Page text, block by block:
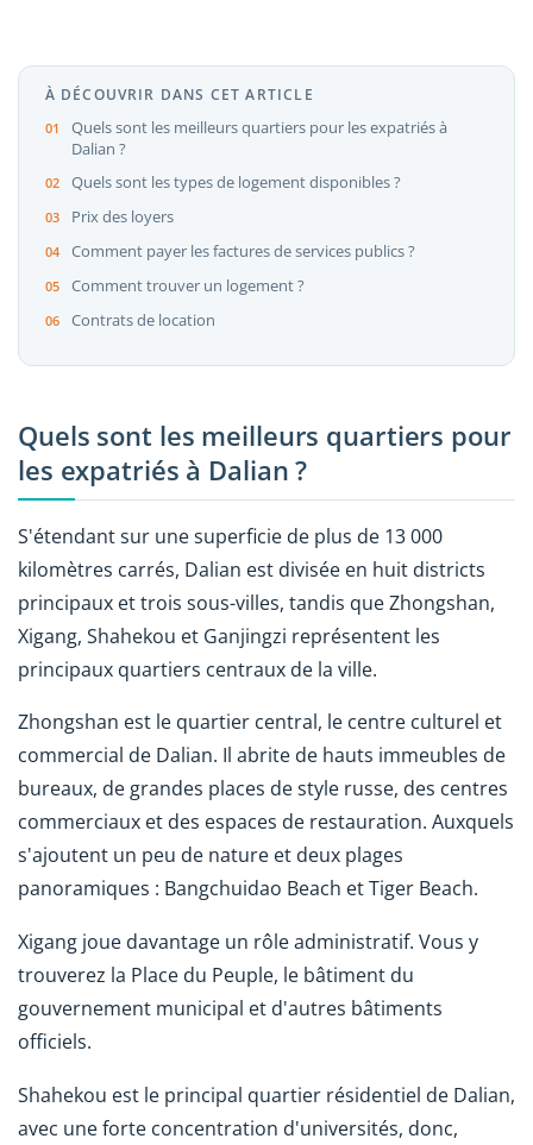
À DÉCOUVRIR DANS CET ARTICLE
Quels sont les meilleurs quartiers pour les expatriés à
Dalian ?
Quels sont les types de logement disponibles ?
Prix des loyers
Comment payer les factures de services publics ?
Comment trouver un logement ?
Contrats de location
Quels sont les meilleurs quartiers pour
les expatriés à Dalian ?
S'étendant sur une superficie de plus de 13 000
kilomètres carrés, Dalian est divisée en huit districts
principaux et trois sous-villes, tandis que Zhongshan,
Xigang, Shahekou et Ganjingzi représentent les
principaux quartiers centraux de la ville.
Zhongshan est le quartier central, le centre culturel et
commercial de Dalian. Il abrite de hauts immeubles de
bureaux, de grandes places de style russe, des centres
commerciaux et des espaces de restauration. Auxquels
s'ajoutent un peu de nature et deux plages
panoramiques : Bangchuidao Beach et Tiger Beach.
Xigang joue davantage un rôle administratif. Vous y
trouverez la Place du Peuple, le bâtiment du
gouvernement municipal et d'autres bâtiments
officiels.
Shahekou est le principal quartier résidentiel de Dalian,
avec une forte concentration d'universités, donc,